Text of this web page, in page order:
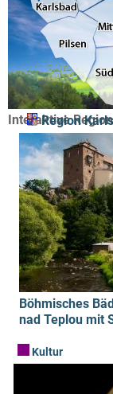
Interaktive
Region
Böhmisches
nad Teplou mit
Kultur